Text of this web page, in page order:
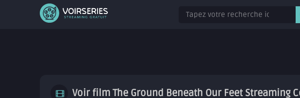
Voir film The Ground Beneath Our Feet Streaming